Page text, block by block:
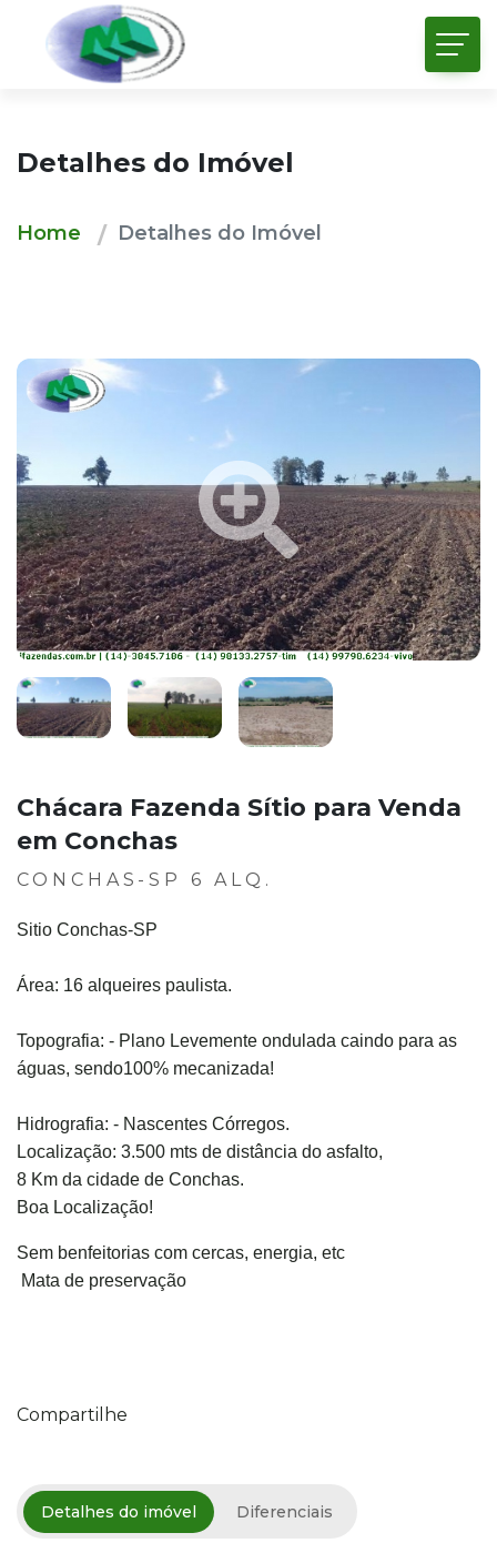
Detalhes do Imóvel
Home Detalhes do Imóvel
Chácara Fazenda Sítio para Venda
em Conchas
CONCHAS-SP 6 ALQ.
Sitio Conchas-SP
Área: 16 alqueires paulista.
Topografia: - Plano Levemente ondulada caindo para as
águas, sendo100% mecanizada!
Hidrografia: - Nascentes Córregos.
Localização: 3.500 mts de distância do asfalto,
8 Km da cidade de Conchas.
Boa Localização!
Sem benfeitorias com cercas, energia, etc
Mata de preservação
Compartilhe
Detalhes do imóvel Diferenciais